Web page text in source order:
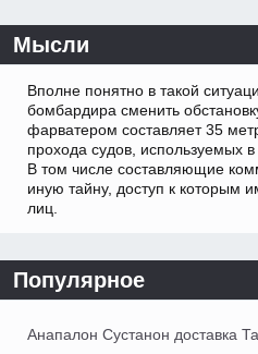
Мысли
Вполне понятно в такой
бомбардира сменить
фарватером составляет 35
прохода судов, используемых в
В том числе составляющие
иную тайну, доступ к которым
лиц.
Популярное
Анапалон Сустанон доставка